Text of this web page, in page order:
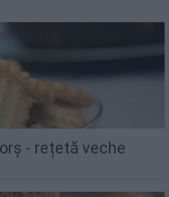
- rețetă veche